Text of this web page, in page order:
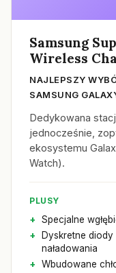
Samsung
Wireless
NAJLEPSZY
SAMSUNG
Dedykowana
jednocześnie,
ekosystemu
Watch).
PLUSY
Specjalne
Dyskretne
naładowania
Wbudowane